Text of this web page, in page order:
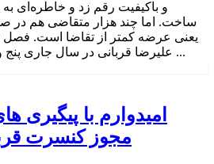
و باکیفیت رقم زد و خاطره‌ای به
ساخت. اما چند هزار متقاضی هم در
یعنی عرضه کمتر از تقاضا است.
علیرضا قربانی در سال جاری پنج و ۶ آبان با چهار نوبت ...
امیدوارم با پیگیری
مجوز کنسرت